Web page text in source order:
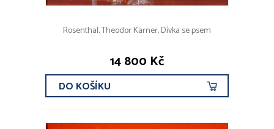
Rosenthal, Theodor Kärner, Dívka se psem
14 800 Kč
DO KOŠÍKU